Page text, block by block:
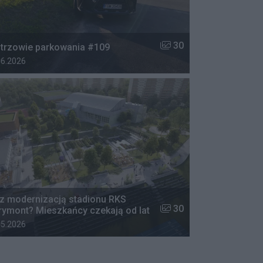
galerii:parkowania #109 Liczba zdjęć w galerii:
30
dodania galerii:
galerii:
modernizacją stadionu RKS
Mieszkańcy czekają od lat
Liczba zdjęć w galerii:
30
dodania galerii: